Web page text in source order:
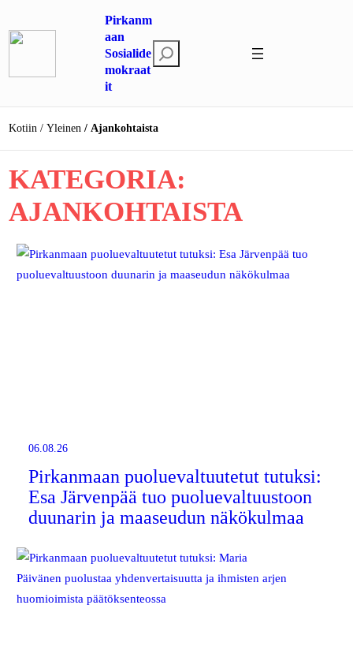
sisältöön
Pirkanm
aan
Sosialide
mokraat
it
t
i
Kotiin Yleinen Ajankohtaista
KATEGORIA:
AJANKOHTAISTA
06.08.26
Pirkanmaan puoluevaltuutetut tutuksi:
Esa Järvenpää tuo puoluevaltuustoon
duunarin ja maaseudun näkökulmaa